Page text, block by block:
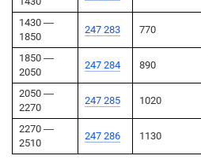
1430 —
1850
247 283 770
1850 —
2050
247 284 890
2050 —
2270
247 285 1020
2270 —
2510
247 286 1130